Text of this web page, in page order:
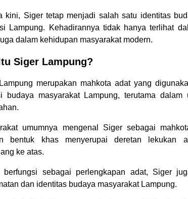
kini, Siger tetap menjadi salah satu identitas
Lampung. Kehadirannya tidak hanya terlihat
dalam kehidupan masyarakat modern.
Siger Lampung?
merupakan mahkota adat yang
budaya masyarakat Lampung, terutama dalam
umumnya mengenal Siger sebagai
bentuk khas menyerupai deretan lekukan
ke atas.
berfungsi sebagai perlengkapan adat, Siger
dan identitas budaya masyarakat Lampung.